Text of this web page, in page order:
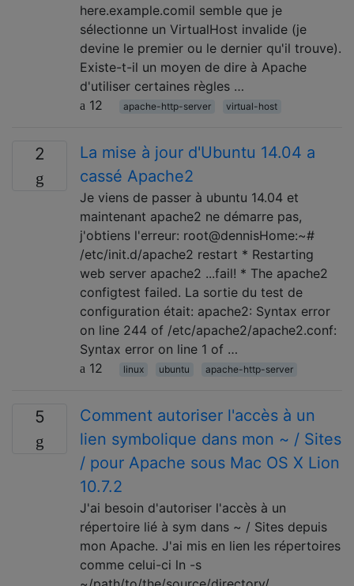
here.example.comil semble que je
sélectionne un VirtualHost invalide (je
devine le premier ou le dernier qu'il trouve).
Existe-t-il un moyen de dire à Apache
d'utiliser certaines règles …
12
apache-http-server virtual-host
2
La mise à jour d'Ubuntu 14.04 a
cassé Apache2
Je viens de passer à ubuntu 14.04 et
maintenant apache2 ne démarre pas,
j'obtiens l'erreur: root@dennisHome:~#
/etc/init.d/apache2 restart * Restarting
web server apache2 ...fail! * The apache2
configtest failed. La sortie du test de
configuration était: apache2: Syntax error
on line 244 of /etc/apache2/apache2.conf:
Syntax error on line 1 of …
12
linux ubuntu apache-http-server
5
Comment autoriser l'accès à un
lien symbolique dans mon ~ / Sites
/ pour Apache sous Mac OS X Lion
10.7.2
J'ai besoin d'autoriser l'accès à un
répertoire lié à sym dans ~ / Sites depuis
mon Apache. J'ai mis en lien les répertoires
comme celui-ci ln -s